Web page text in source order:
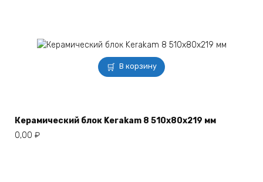
В корзину
Керамический блок Kerakam 8 510х80х219 мм
0,00 ₽